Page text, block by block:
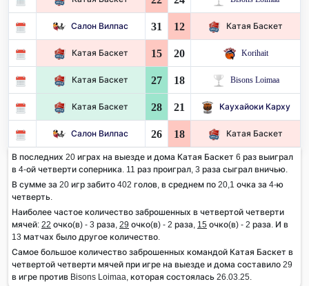
Салон Вилпас 31 12 Катая Баскет
Катая Баскет 15 20 Korihait
Катая Баскет 27 18 Bisons Loimaa
Катая Баскет 28 21 Каухайоки Карху
Салон Вилпас 26 18 Катая Баскет
В последних 20 играх на выезде и дома Катая Баскет 6 раз выиграл
в 4-ой четверти соперника. 11 раз проиграл, 3 раза сыграл вничью.
В сумме за 20 игр забито 402 голов, в среднем по 20,1 очка за 4-ю
четверть.
Наиболее частое количество заброшенных в четвертой четверти
мячей: 22 очко(в) - 3 раза, 29 очко(в) - 2 раза, 15 очко(в) - 2 раза. И в
13 матчах было другое количество.
Самое большое количество заброшенных командой Катая Баскет в
четвертой четверти мячей при игре на выезде и дома составило 29
в игре против Bisons Loimaa, которая состоялась 26.03.25.